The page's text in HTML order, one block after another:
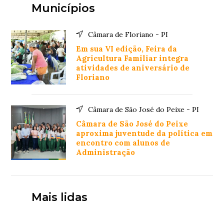
Municípios
Câmara de Floriano - PI
Em sua VI edição, Feira da
Agricultura Familiar integra
atividades de aniversário de
Floriano
Câmara de São José do Peixe - PI
Câmara de São José do Peixe
aproxima juventude da política em
encontro com alunos de
Administração
Mais lidas